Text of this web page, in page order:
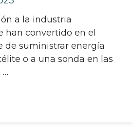
a la industria
han convertido en el
de suministrar energía
o a una sonda en las
…